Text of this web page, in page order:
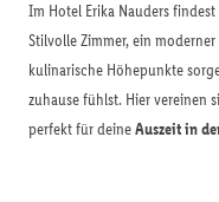
Im Hotel Erika Nauders
Stilvolle Zimmer, ein
kulinarische Höhepunkte
zuhause fühlst. Hier vereinen
perfekt für deineAuszeit in